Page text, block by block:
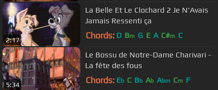
2:17
La Belle Et Le Clochard 2 Je N'Avais
Jamais Ressenti ça
Chords: D Bm G E A C#m C
5:34
Le Bossu de Notre-Dame Charivari -
La fête des fous
Chords: Eb C Bb Ab Abm Cm F